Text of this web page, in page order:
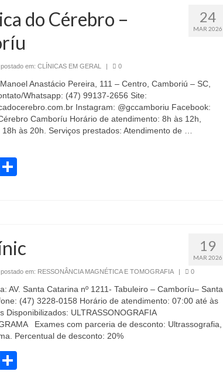
24
MAR 2026
do Cérebro –
postado em: CLÍNICAS EM GERAL | 0
Anastácio Pereira, 111 – Centro, Camboriú – SC,
Whatsapp: (47) 99137-2656 Site:
Instagram: @gccamboriu Facebook:
Camboríu Horário de atendimento: 8h às 12h,
às 20h. Serviços prestados: Atendimento de …
Twitter
19
MAR 2026
postado em: RESSONÂNCIA MAGNÉTICA E TOMOGRAFIA | 0
AV. Santa Catarina nº 1211- Tabuleiro – Camboríu– Santa
(47) 3228-0158 Horário de atendimento: 07:00 até às
Disponibilizados: ULTRASSONOGRAFIA
Exames com parceria de desconto: Ultrassografia,
Percentual de desconto: 20%
Twitter